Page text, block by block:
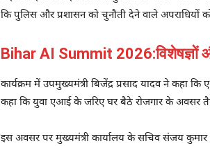
कि पुलिस और प्रशासन को चुनौती देने वाले अपराधियों
Bihar AI Summit 2026:विशेषज्ञों
कार्यक्रम में उपमुख्यमंत्री बिजेंद्र प्रसाद यादवने कहा कि
कहा कि युवा एआई के जरिए घर बैठे रोजगार के अवसर
इस अवसर पर मुख्यमंत्री कार्यालय के सचिव संजय कुमार